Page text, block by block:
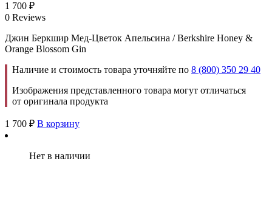
1 700 ₽
0 Reviews
Джин Беркшир Мед-Цветок Апельсина / Berkshire Honey &
Orange Blossom Gin
Наличие и стоимость товара уточняйте по 8 (800) 350 29 40
Изображения представленного товара могут отличаться
от оригинала продукта
1 700 ₽ В корзину
Нет в наличии